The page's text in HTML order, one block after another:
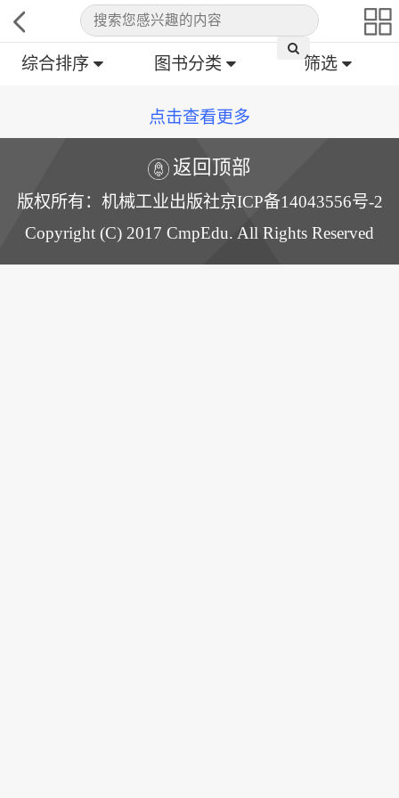
综合排序 图书分类 筛选
点击查看更多
返回顶部
版权所有：机械工业出版社京ICP备14043556号-2
Copyright (C) 2017 CmpEdu. All Rights Reserved